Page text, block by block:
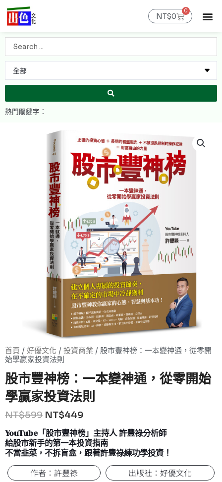
要
容
NT$0
0
購
物
Search
首頁 / 好優文化 / 投資商業 / 股市豐神榜：一本變神通，從零開
始學贏家投資法則
股市豐神榜：一本變神通，從零開始
學贏家投資法則
NT$599 NT$449
YouTube「股市豐神榜」主持人 許豐祿分析師
給股市新手的第一本投資指南
不當韭菜，不拆盲盒，跟著許豐祿練功學投資！
作者：許豐祿 出版社：好優文化